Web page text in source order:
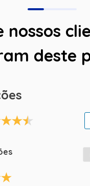
nossos
deste